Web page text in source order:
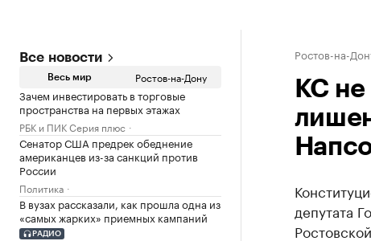
Все новости
Весь мир Ростов-на-Дону
Зачем инвестировать в торговые
пространства на первых этажах
РБК и ПИК Серия плюс
Сенатор США предрек обеднение
американцев из-за санкций против
России
Политика
В вузах рассказали, как прошла одна из
«самых жарких» приемных кампаний
РАДИО
Ростов-на-
КС
депутата